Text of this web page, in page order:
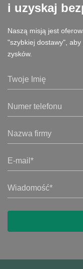
i uzyskaj
Naszą misją jest
"szybkiej dostawy",
zysków.